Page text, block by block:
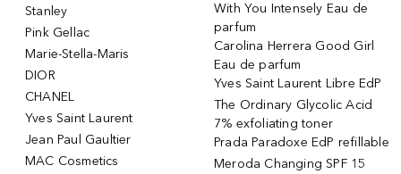
Stanley
Pink Gellac
Marie-Stella-Maris
DIOR
CHANEL
Yves Saint Laurent
Jean Paul Gaultier
MAC Cosmetics
With You Intensely Eau de
parfum
Carolina Herrera Good Girl
Eau de parfum
Yves Saint Laurent Libre EdP
The Ordinary Glycolic Acid
7% exfoliating toner
Prada Paradoxe EdP refillable
Meroda Changing SPF 15